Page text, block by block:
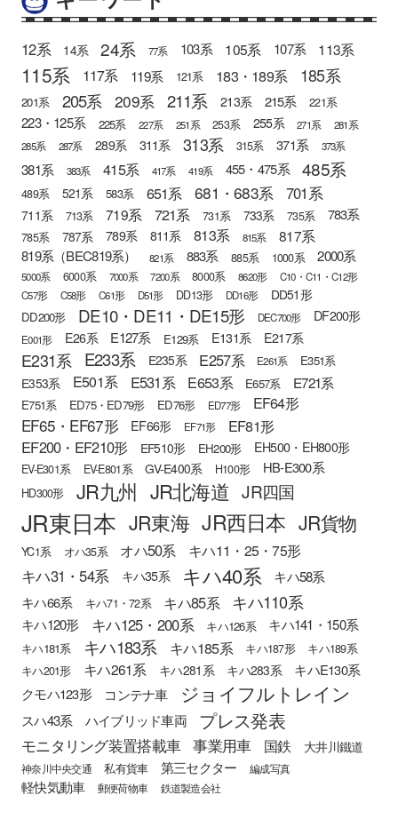
12系 14系 24系 77系 103系 105系 107系 113系
115系 117系 119系 121系 183・189系 185系
201系 205系 209系 211系 213系 215系 221系
223・125系 225系 227系 251系 253系 255系 271系
281系
285系
287系 289系 311系 313系 315系 371系 373系
381系 383系 415系 417系 419系 455・475系 485系
489系 521系 583系 651系 681・683系 701系
711系 713系 719系 721系 731系 733系 735系 783系
785系 787系 789系 811系 813系 815系 817系
819系（BEC819系） 821系 883系 885系 1000系 2000系
5000系 6000系 7000系 7200系 8000系 8620形
C10・C11・C12形
C57形
C58形 C61形 D51形 DD13形 DD16形 DD51形
DD200形 DE10・DE11・DE15形 DEC700形 DF200形
E001形 E26系 E127系 E129系 E131系 E217系
E231系 E233系 E235系 E257系 E261系 E351系
E353系 E501系 E531系 E653系 E657系 E721系
E751系 ED75・ED79形 ED76形 ED77形 EF64形
EF65・EF67形 EF66形 EF71形
EF81形
EF200・EF210形
EF510形 EH200形 EH500・EH800形
EV-E301系 EV-E801系 GV-E400系 H100形 HB-E300系
HD300形 JR九州 JR北海道 JR四国
JR東日本 JR東海 JR西日本 JR貨物
YC1系 オハ35系 オハ50系 キハ11・25・75形
キハ31・54系 キハ35系 キハ40系 キハ58系
キハ66系 キハ71・72系 キハ85系 キハ110系
キハ120形 キハ125・200系 キハ126系 キハ141・150系
キハ181系 キハ183系 キハ185系 キハ187形
キハ189系
キハ201形
キハ261系 キハ281系 キハ283系
キハE130系
クモハ123形
コンテナ車 ジョイフルトレイン
スハ43系 ハイブリッド車両 プレス発表
モニタリング装置搭載車 事業用車 国鉄 大井川鐵道
神奈川中央交通 私有貨車 第三セクター 編成写真
軽快気動車 郵便荷物車 鉄道製造会社